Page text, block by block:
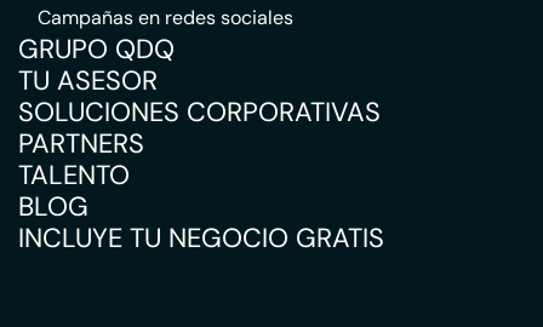
Campañas en redes sociales
GRUPO QDQ
TU ASESOR
SOLUCIONES CORPORATIVAS
PARTNERS
TALENTO
BLOG
INCLUYE TU NEGOCIO GRATIS